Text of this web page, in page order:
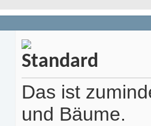
Das ist
und Bäume.